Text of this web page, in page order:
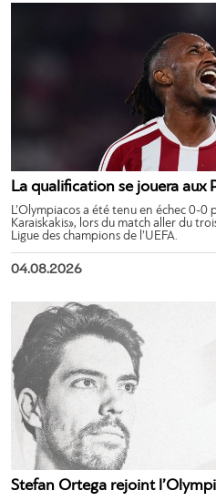
La qualification se jouera aux
L’Olympiacos a été tenu en échec 0-0
Karaiskakis», lors du match aller du
Ligue des champions de l’UEFA.
04.08.2026
Stefan Ortega rejoint